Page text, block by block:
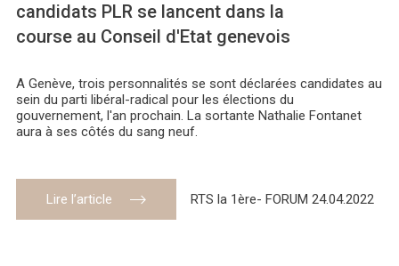
candidats PLR se lancent dans la
course au Conseil d'Etat genevois
A Genève, trois personnalités se sont déclarées candidates au
sein du parti libéral-radical pour les élections du
gouvernement, l'an prochain. La sortante Nathalie Fontanet
aura à ses côtés du sang neuf.
Lire l’article RTS la 1ère- FORUM 24.04.2022